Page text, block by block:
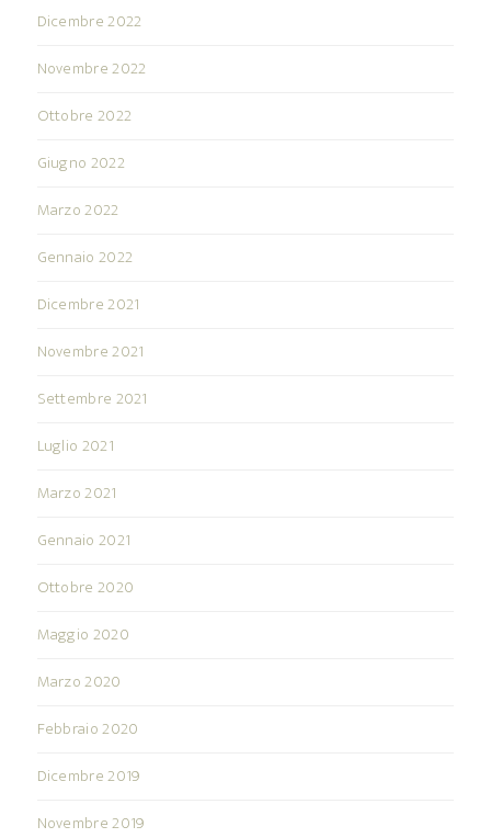
Dicembre 2022
Novembre 2022
Ottobre 2022
Giugno 2022
Marzo 2022
Gennaio 2022
Dicembre 2021
Novembre 2021
Settembre 2021
Luglio 2021
Marzo 2021
Gennaio 2021
Ottobre 2020
Maggio 2020
Marzo 2020
Febbraio 2020
Dicembre 2019
Novembre 2019